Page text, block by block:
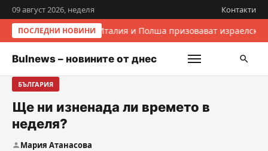
09 август 2026, неделя Контакти
ПОСЛЕДНИ НОВИНИ Италия и Полша призовават
Bulnews – новините от днес
БЪЛГАРИЯ
Ще ни изненада ли времето в
неделя?
Мария Атанасова